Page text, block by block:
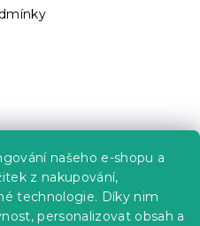
našeho e-shopu a
z nakupování,
technologie. Díky nim
personalizovat obsah a
i
s